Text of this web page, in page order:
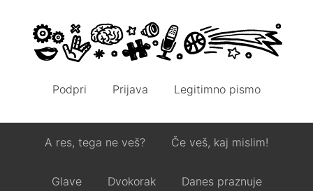
Podpri Prijava Legitimno pismo
A res, tega ne veš? Če veš, kaj mislim!
Glave Dvokorak Danes praznuje